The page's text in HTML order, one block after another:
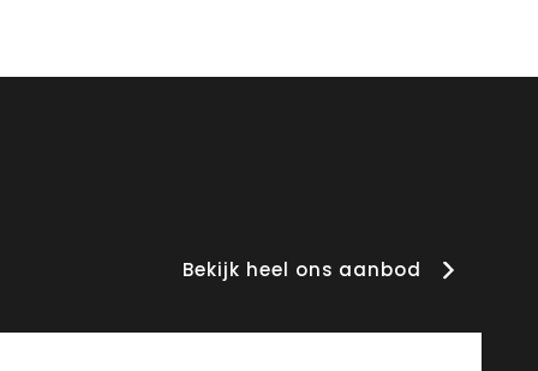
Bekijk heel ons aanbod